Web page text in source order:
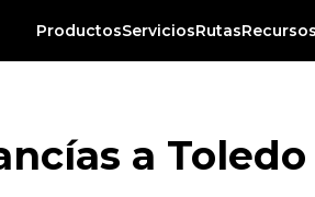
ProductosServiciosRutasRecursos
a Toledo